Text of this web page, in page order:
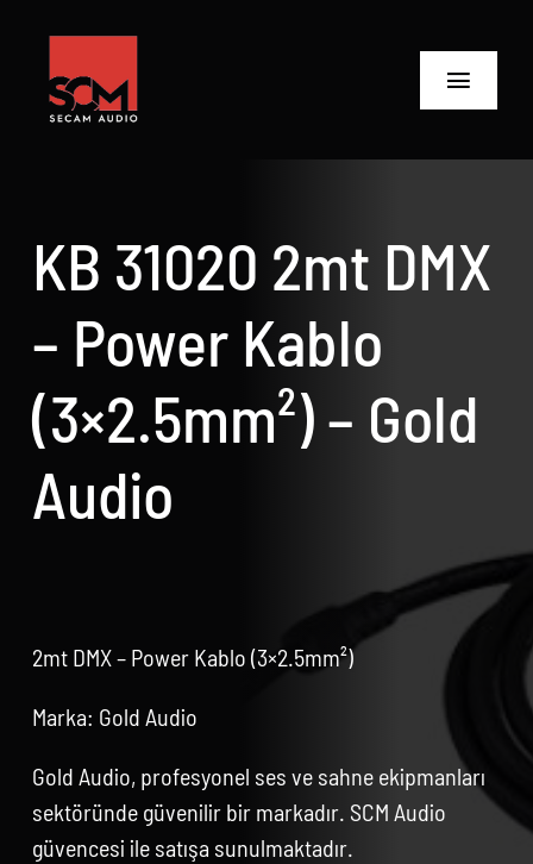
content
Toggle
Biz Kimiz
Neler Yaptık
Neler Yapıyoruz?
İletişime Geç
KB 31020 2mt DMX
– Power Kablo
(3×2.5mm²) – Gold
Audio
2mt DMX – Power Kablo (3×2.5mm²)
Marka: Gold Audio
Gold Audio, profesyonel ses ve sahne ekipmanları
sektöründe güvenilir bir markadır. SCM Audio
güvencesi ile satışa sunulmaktadır.